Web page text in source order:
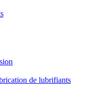
de lubrifiants